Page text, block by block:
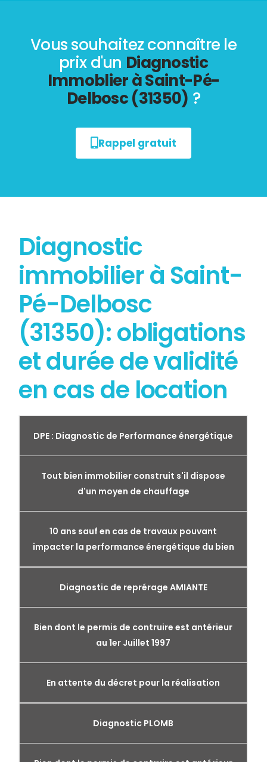
Vous souhaitez connaître le
prix d'un Diagnostic
Immoblier à Saint-Pé-
Delbosc (31350) ?
Rappel gratuit
Diagnostic
immobilier à Saint-
Pé-Delbosc
(31350): obligations
et durée de validité
en cas de location
DPE : Diagnostic de Performance énergétique
Tout bien immobilier construit s'il dispose
d'un moyen de chauffage
10 ans sauf en cas de travaux pouvant
impacter la performance énergétique du bien
Diagnostic de reprérage AMIANTE
Bien dont le permis de contruire est antérieur
au 1er Juillet 1997
En attente du décret pour la réalisation
Diagnostic PLOMB